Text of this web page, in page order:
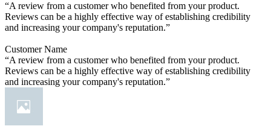
“A review from a customer who benefited from your product.
Reviews can be a highly effective way of establishing credibility
and increasing your company's reputation.”
Customer Name
“A review from a customer who benefited from your product.
Reviews can be a highly effective way of establishing credibility
and increasing your company's reputation.”